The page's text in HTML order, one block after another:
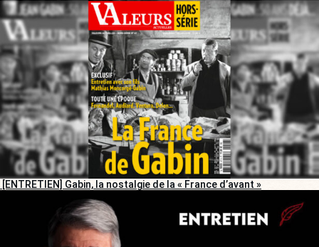
[ENTRETIEN] Gabin, la nostalgie de la « France d’avant »